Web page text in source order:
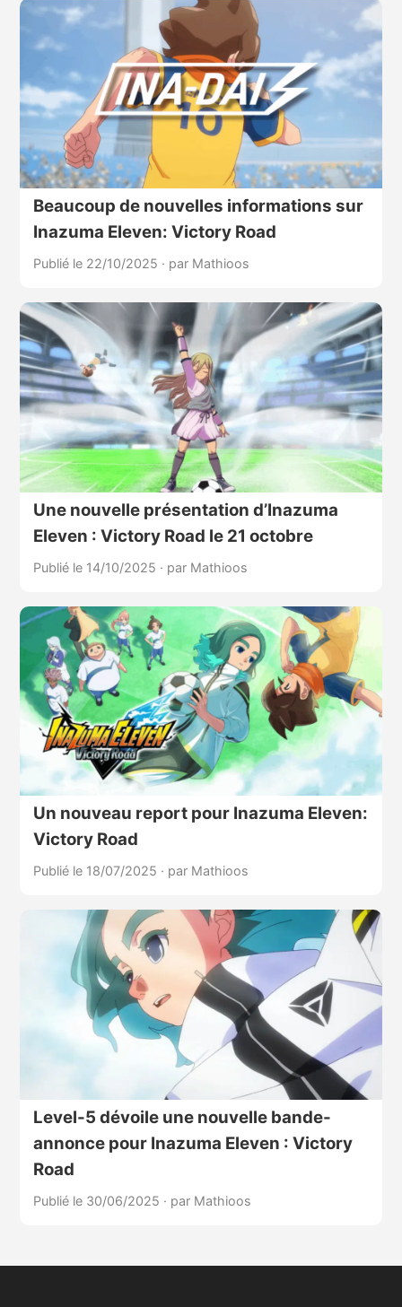
Beaucoup de nouvelles informations sur
Inazuma Eleven: Victory Road
Publié le 22/10/2025 · par Mathioos
Une nouvelle présentation d’Inazuma
Eleven : Victory Road le 21 octobre
Publié le 14/10/2025 · par Mathioos
Un nouveau report pour Inazuma Eleven:
Victory Road
Publié le 18/07/2025 · par Mathioos
Level-5 dévoile une nouvelle bande-
annonce pour Inazuma Eleven : Victory
Road
Publié le 30/06/2025 · par Mathioos